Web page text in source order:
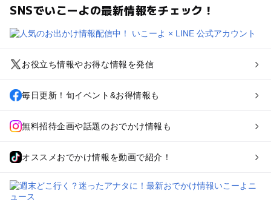
SNSでいこーよの最新情報をチェック！
お役立ち情報やお得な情報を発信
毎日更新！旬イベント&お得情報も
無料招待企画や話題のおでかけ情報も
オススメおでかけ情報を動画で紹介！